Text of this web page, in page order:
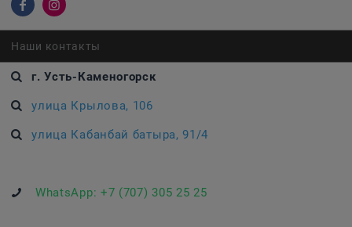
Наши контакты
г. Усть-Каменогорск
улица Крылова, 106
улица Кабанбай батыра, 91/4
WhatsApp: +7 (707) 305 25 25